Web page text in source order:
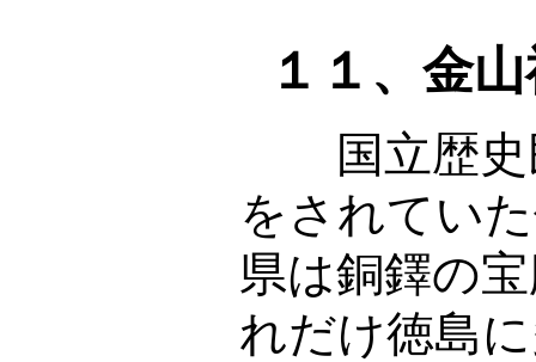
１１、金
国立歴史
をされてい
県は銅鐸の
れだけ徳島